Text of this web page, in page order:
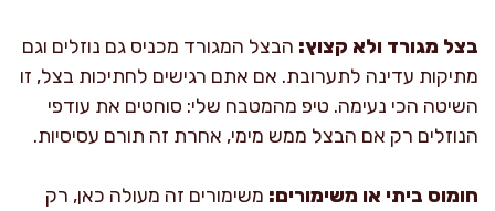
בצל מגורד ולא קצוץ: הבצל המגורד מכניס גם נוזלים וגם
מתיקות עדינה לתערובת. אם אתם רגישים לחתיכות בצל, זו
השיטה הכי נעימה. טיפ מהמטבח שלי: סוחטים את עודפי
הנוזלים רק אם הבצל ממש מימי, אחרת זה תורם עסיסיות.
חומוס ביתי או משימורים: משימורים זה מעולה כאן, רק